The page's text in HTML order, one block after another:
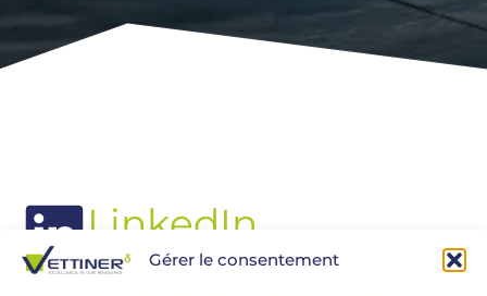
Gérer le consentement
LinkedIn
Nous suivre